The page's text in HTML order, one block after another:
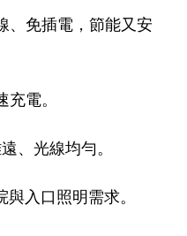
、免插電，節能又安
電。
、光線均勻。
入口照明需求。